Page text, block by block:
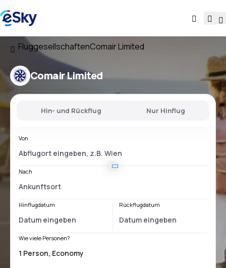
FluggesellschaftenComair Limited
Comair Limited
Hin- und Rückflug Nur Hinflug
Von
Nach
Hinflugdatum Rückflugdatum
Wie viele Personen?